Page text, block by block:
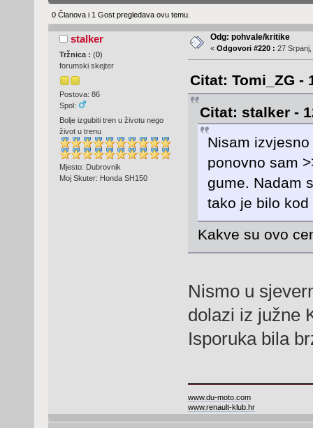
0 Članova i 1 Gost pregledava ovu temu.
stalker
Tržnica : (0)
forumski skejter
Postova: 86
Spol:
Bolje izgubiti tren u životu nego
život u trenu
Mjesto: Dubrovnik
Moj Skuter: Honda SH150
Odg: pohvale/kritike
« Odgovori #220 : 27
Citat: Tomi_ZG -
Citat: stalker -
Nisam
ponovno sam
gume. Nadam
tako je bilo
Kakve su ovo
Nismo u
dolazi iz južne
Isporuka bila
www.du-moto.com
www.renault-klub.hr